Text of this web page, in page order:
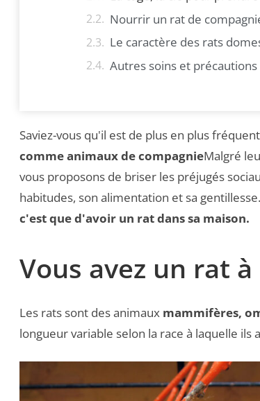
Nourrir un rat de
Le caractère des rats
Autres soins et
Saviez-vous qu'il est de plus en plus
comme animaux de compagnieMalgré
vous proposons de briser les préjugés
habitudes, son alimentation et sa
c'est que d'avoir un rat dans sa maison.
Vous avez un rat
Les rats sont des animaux mammifères,
longueur variable selon la race à laquelle